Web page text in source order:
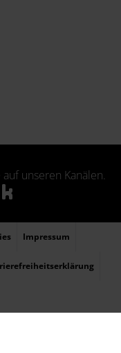
unseren Kanälen.
Impressum